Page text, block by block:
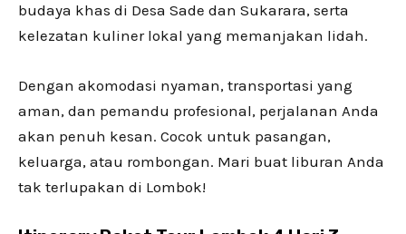
budaya khas di Desa Sade dan Sukarara, serta
kelezatan kuliner lokal yang memanjakan lidah.
Dengan akomodasi nyaman, transportasi yang
aman, dan pemandu profesional, perjalanan Anda
akan penuh kesan. Cocok untuk pasangan,
keluarga, atau rombongan. Mari buat liburan Anda
tak terlupakan di Lombok!